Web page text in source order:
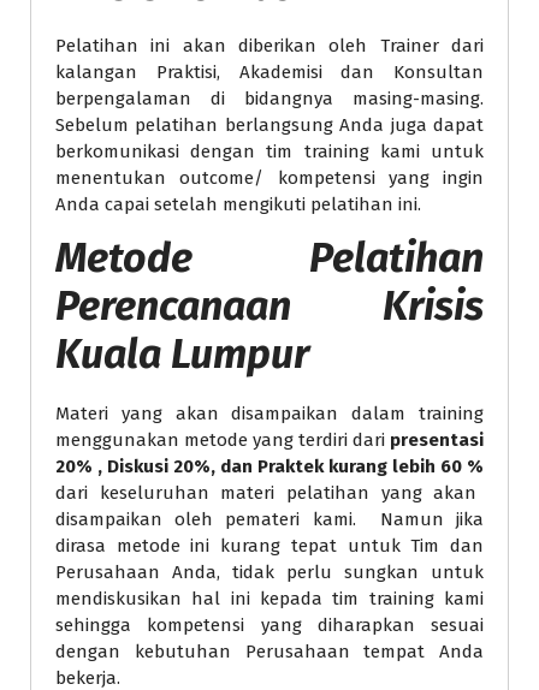
Pelatihan ini akan diberikan oleh Trainer dari
kalangan Praktisi, Akademisi dan Konsultan
berpengalaman di bidangnya masing-masing.
Sebelum pelatihan berlangsung Anda juga dapat
berkomunikasi dengan tim training kami untuk
menentukan outcome/ kompetensi yang ingin
Anda capai setelah mengikuti pelatihan ini.
Metode Pelatihan
Perencanaan Krisis
Kuala Lumpur
Materi yang akan disampaikan dalam training
menggunakan metode yang terdiri dari presentasi
20% , Diskusi 20%, dan Praktek kurang lebih 60 %
dari keseluruhan materi pelatihan yang akan
disampaikan oleh pemateri kami. Namun jika
dirasa metode ini kurang tepat untuk Tim dan
Perusahaan Anda, tidak perlu sungkan untuk
mendiskusikan hal ini kepada tim training kami
sehingga kompetensi yang diharapkan sesuai
dengan kebutuhan Perusahaan tempat Anda
bekerja.